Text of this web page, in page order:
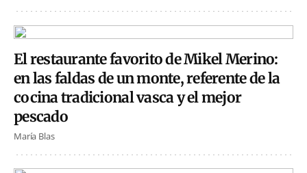
El restaurante favorito de Mikel Merino:
en las faldas de un monte, referente de la
cocina tradicional vasca y el mejor
pescado
María Blas